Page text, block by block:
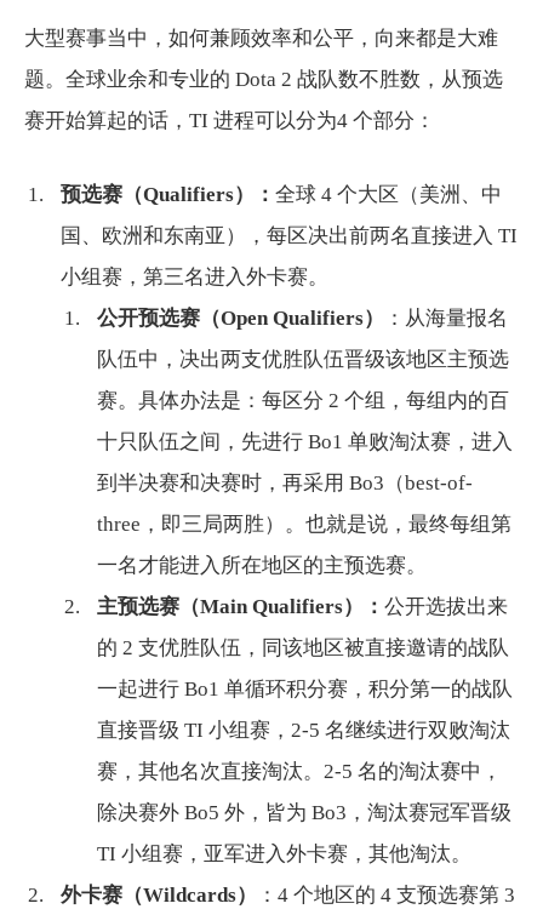
大型赛事当中，如何兼顾效率和公平，向来都是大难
题。全球业余和专业的 Dota 2 战队数不胜数，从预选
赛开始算起的话，TI 进程可以分为4 个部分：
预选赛（Qualifiers）： 全球 4 个大区（美洲、中
国、欧洲和东南亚），每区决出前两名直接进入 TI
小组赛，第三名进入外卡赛。
公开预选赛（Open Qualifiers）
：从海量报名
队伍中，决出两支优胜队伍晋级该地区主预选
赛。具体办法是：每区分 2 个组，每组内的百
十只队伍之间，先进行 Bo1 单败淘汰赛，进入
到半决赛和决赛时，再采用 Bo3（best-of-
three，即三局两胜）。也就是说，最终每组第
一名才能进入所在地区的主预选赛。
主预选赛（Main Qualifiers）： 公开选拔出来
的 2 支优胜队伍，同该地区被直接邀请的战队
一起进行 Bo1 单循环积分赛，积分第一的战队
直接晋级 TI 小组赛，2-5 名继续进行双败淘汰
赛，其他名次直接淘汰。2-5 名的淘汰赛中，
除决赛外 Bo5 外，皆为 Bo3，淘汰赛冠军晋级
TI 小组赛，亚军进入外卡赛，其他淘汰。
外卡赛（Wildcards）
：4 个地区的 4 支预选赛第 3